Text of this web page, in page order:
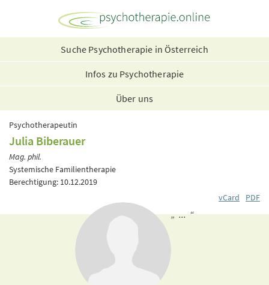
Suche Psychotherapie in Österreich
Infos zu Psychotherapie
Über uns
Psychotherapeutin
Julia Biberauer
Mag. phil.
Systemische Familientherapie
Berechtigung: 10.12.2019
vCard
PDF
„ ... “